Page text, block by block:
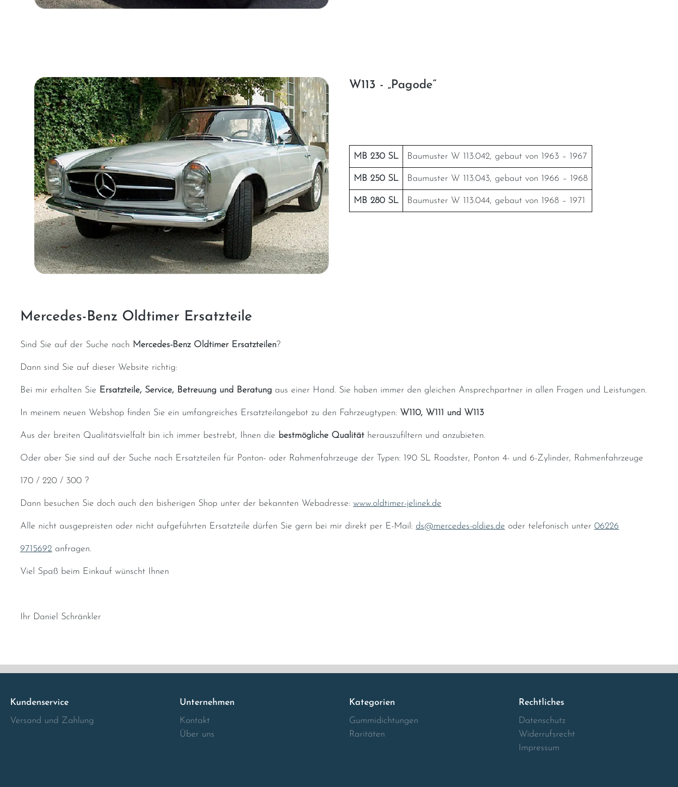
W113 - „Pagode“
MB 230 SL Baumuster W 113.042, gebaut von 1963 – 1967
MB 250 SL Baumuster W 113.043, gebaut von 1966 – 1968
MB 280 SL Baumuster W 113.044, gebaut von 1968 – 1971
Mercedes-Benz Oldtimer Ersatzteile
Sind Sie auf der Suche nach Mercedes-Benz Oldtimer Ersatzteilen?
Dann sind Sie auf dieser Website richtig:
Bei mir erhalten Sie Ersatzteile, Service, Betreuung und Beratung aus einer Hand. Sie haben immer den gleichen Ansprechpartner in allen Fragen und Leistungen.
In meinem neuen Webshop finden Sie ein umfangreiches Ersatzteilangebot zu den Fahrzeugtypen: W110, W111 und W113
Aus der breiten Qualitätsvielfalt bin ich immer bestrebt, Ihnen die bestmögliche Qualität herauszufiltern und anzubieten.
Oder aber Sie sind auf der Suche nach Ersatzteilen für Ponton- oder Rahmenfahrzeuge der Typen: 190 SL Roadster, Ponton 4- und 6-Zylinder, Rahmenfahrzeuge
170 / 220 / 300 ?
Dann besuchen Sie doch auch den bisherigen Shop unter der bekannten Webadresse: www.oldtimer-jelinek.de
Alle nicht ausgepreisten oder nicht aufgeführten Ersatzteile dürfen Sie gern bei mir direkt per E-Mail: ds@mercedes-oldies.de oder telefonisch unter 06226
9715692 anfragen.
Viel Spaß beim Einkauf wünscht Ihnen
Ihr Daniel Schränkler
Kundenservice
Versand und Zahlung
Unternehmen
Kontakt
Über uns
Kategorien
Gummidichtungen
Raritäten
Rechtliches
Datenschutz
Widerrufsrecht
Impressum